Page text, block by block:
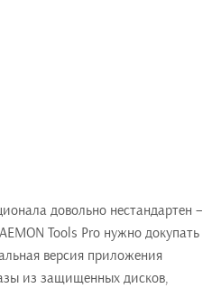
довольно нестандартен –
Tools Pro нужно докупать
версия приложения
из защищенных дисков,